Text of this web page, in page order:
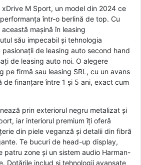
M Sport, un model din 2024 ce
într-o berlină de top. Cu
mașină în leasing
său impecabil și tehnologia
de leasing auto second hand
de leasing auto noi. O alegere
pe firmă sau leasing SRL, cu un avans
de finanțare între 1 și 5 ani, exact cum
prin exteriorul negru metalizat și
iar interiorul premium îți oferă
din piele veganză și detalii din fibră
Te bucuri de head-up display,
patru zone și un sistem audio Harman-
Dotările includ și tehnologii avansate